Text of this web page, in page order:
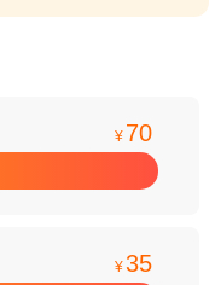
¥ 70
¥35